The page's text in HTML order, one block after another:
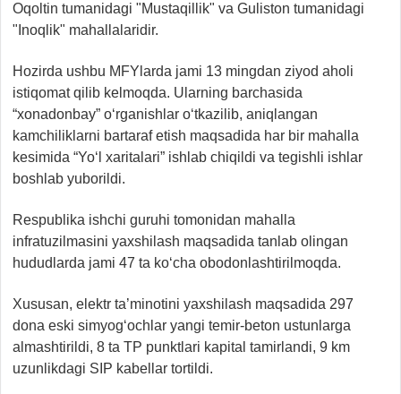
Oqoltin tumanidagi "Mustaqillik" va Guliston tumanidagi
"Inoqlik" mahallalaridir.
Hozirda ushbu MFYlarda jami 13 mingdan ziyod aholi
istiqomat qilib kelmoqda. Ularning barchasida
“xonadonbay” o‘rganishlar o‘tkazilib, aniqlangan
kamchiliklarni bartaraf etish maqsadida har bir mahalla
kesimida “Yo‘l xaritalari” ishlab chiqildi va tegishli ishlar
boshlab yuborildi.
Respublika ishchi guruhi tomonidan mahalla
infratuzilmasini yaxshilash maqsadida tanlab olingan
hududlarda jami 47 ta ko‘cha obodonlashtirilmoqda.
Xususan, elektr ta’minotini yaxshilash maqsadida 297
dona eski simyog‘ochlar yangi temir-beton ustunlarga
almashtirildi, 8 ta TP punktlari kapital tamirlandi, 9 km
uzunlikdagi SIP kabellar tortildi.